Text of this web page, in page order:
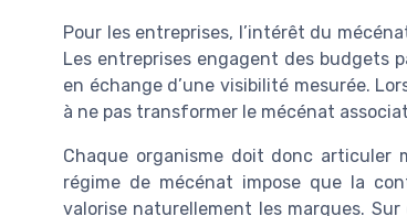
Pour les entreprises, l’intérêt du
Les entreprises engagent des budgets
en échange d’une visibilité mesurée.
à ne pas transformer le mécénat
Chaque organisme doit donc articuler
régime de mécénat impose que la
valorise naturellement les marques. Sur